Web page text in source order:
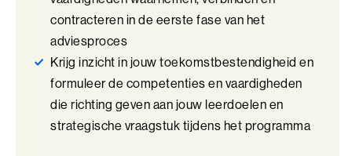
contracteren in de eerste fase van het
adviesproces
Krijg inzicht in jouw toekomstbestendigheid en
formuleer de competenties en vaardigheden
die richting geven aan jouw leerdoelen en
strategische vraagstuk tijdens het programma